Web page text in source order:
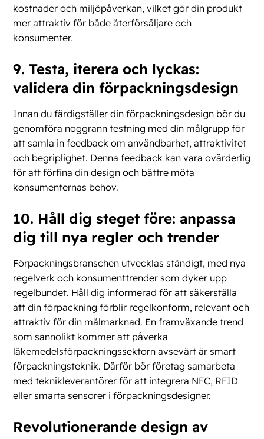
kostnader och miljöpåverkan, vilket gör din produkt
mer attraktiv för både återförsäljare och
konsumenter.
9. Testa, iterera och lyckas:
validera din förpackningsdesign
Innan du färdigställer din förpackningsdesign bör du
genomföra noggrann testning med din målgrupp för
att samla in feedback om användbarhet, attraktivitet
och begriplighet. Denna feedback kan vara ovärderlig
för att förfina din design och bättre möta
konsumenternas behov.
10. Håll dig steget före: anpassa
dig till nya regler och trender
Förpackningsbranschen utvecklas ständigt, med nya
regelverk och konsumenttrender som dyker upp
regelbundet. Håll dig informerad för att säkerställa
att din förpackning förblir regelkonform, relevant och
attraktiv för din målmarknad. En framväxande trend
som sannolikt kommer att påverka
läkemedelsförpackningssektorn avsevärt är smart
förpackningsteknik. Därför bör företag samarbeta
med teknikleverantörer för att integrera NFC, RFID
eller smarta sensorer i förpackningsdesigner.
Revolutionerande design av